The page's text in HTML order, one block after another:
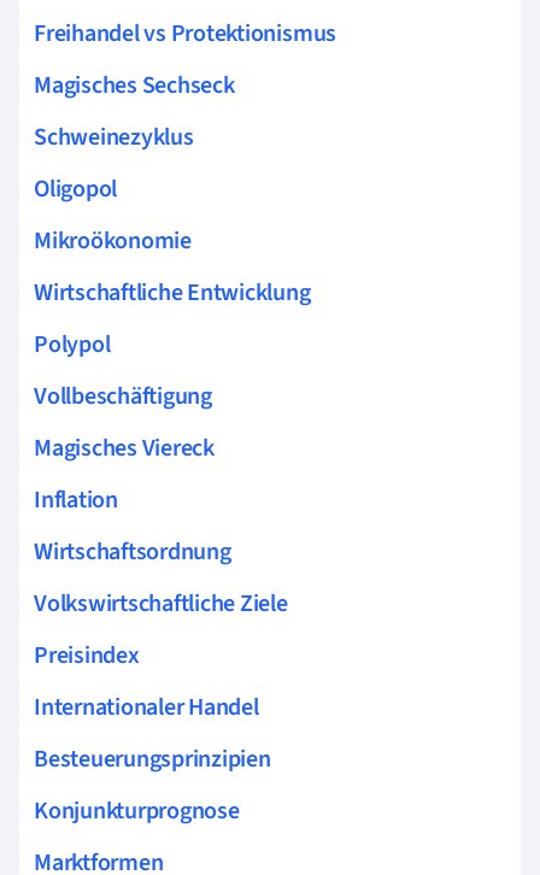
Freihandel vs Protektionismus
Magisches Sechseck
Schweinezyklus
Oligopol
Mikroökonomie
Wirtschaftliche Entwicklung
Polypol
Vollbeschäftigung
Magisches Viereck
Inflation
Wirtschaftsordnung
Volkswirtschaftliche Ziele
Preisindex
Internationaler Handel
Besteuerungsprinzipien
Konjunkturprognose
Marktformen